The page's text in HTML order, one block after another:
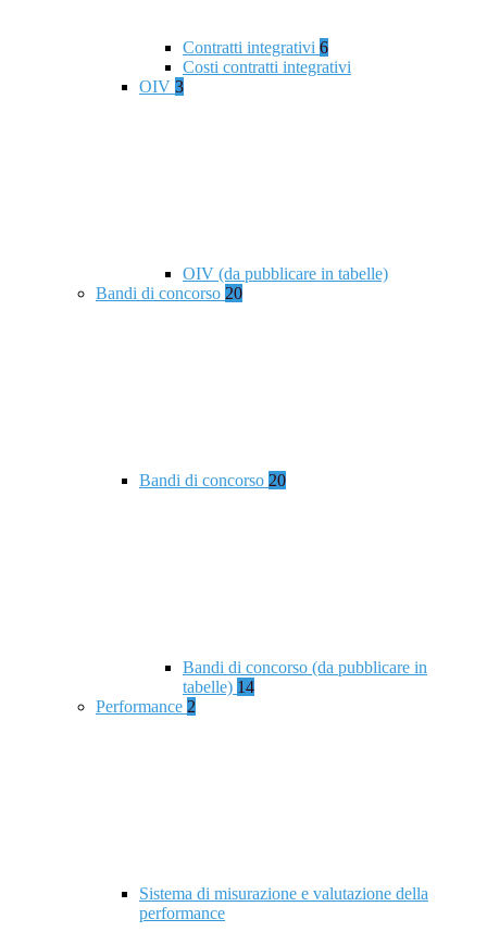
Contratti integrativi 6
Costi contratti integrativi
OIV 3
OIV (da pubblicare in tabelle)
Bandi di concorso 20
Bandi di concorso 20
Bandi di concorso (da pubblicare in
tabelle) 14
Performance 2
Sistema di misurazione e valutazione della
performance